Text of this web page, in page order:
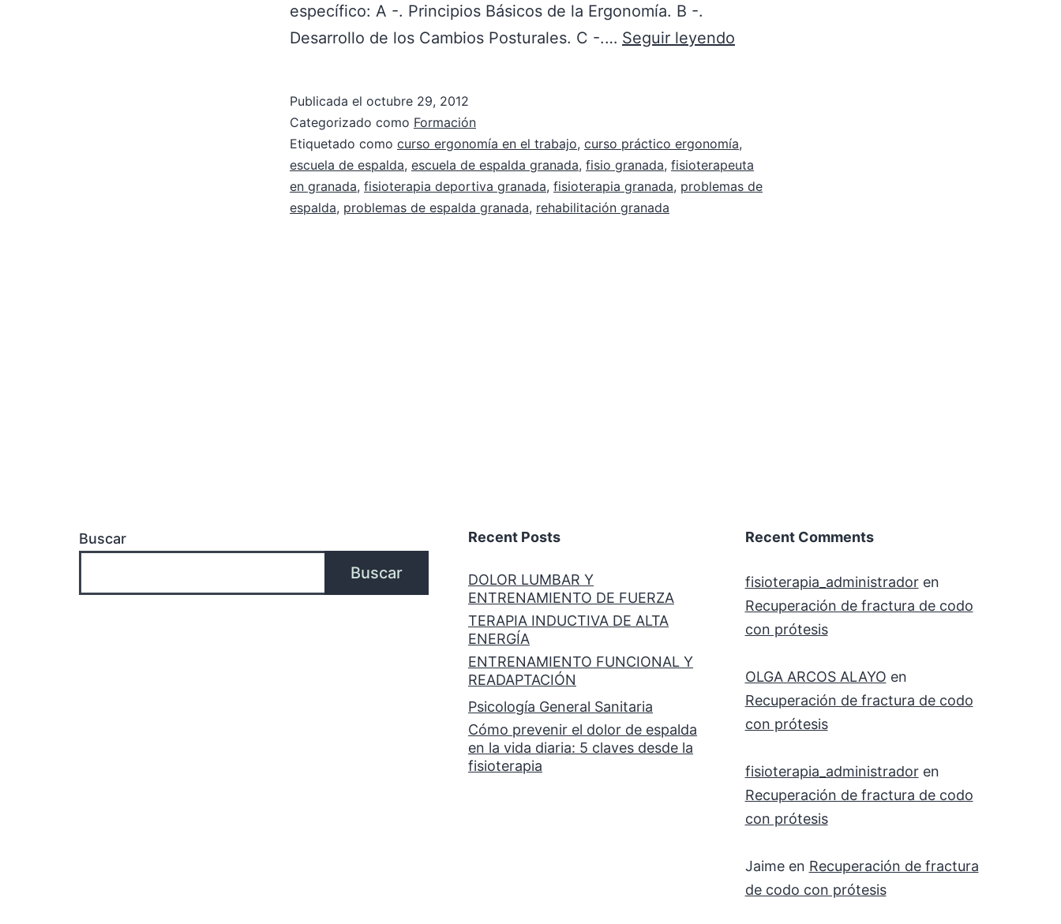
específico: A -. Principios Básicos de la Ergonomía. B -.
Desarrollo de los Cambios Posturales. C -.… Seguir leyendo
Publicada el octubre 29, 2012
Categorizado como Formación
Etiquetado como curso ergonomía en el trabajo, curso práctico ergonomía,
escuela de espalda, escuela de espalda granada, fisio granada, fisioterapeuta
en granada, fisioterapia deportiva granada, fisioterapia granada, problemas de
espalda, problemas de espalda granada, rehabilitación granada
Buscar
Buscar
Recent Posts
DOLOR LUMBAR Y
ENTRENAMIENTO DE FUERZA
TERAPIA INDUCTIVA DE ALTA
ENERGÍA
ENTRENAMIENTO FUNCIONAL Y
READAPTACIÓN
Psicología General Sanitaria
Cómo prevenir el dolor de espalda
en la vida diaria: 5 claves desde la
fisioterapia
Recent Comments
fisioterapia_administradoren
Recuperación de fractura de codo
con prótesis
OLGA ARCOS ALAYO en
Recuperación de fractura de codo
con prótesis
fisioterapia_administradoren
Recuperación de fractura de codo
con prótesis
Jaimeen Recuperación de fractura
de codo con prótesis